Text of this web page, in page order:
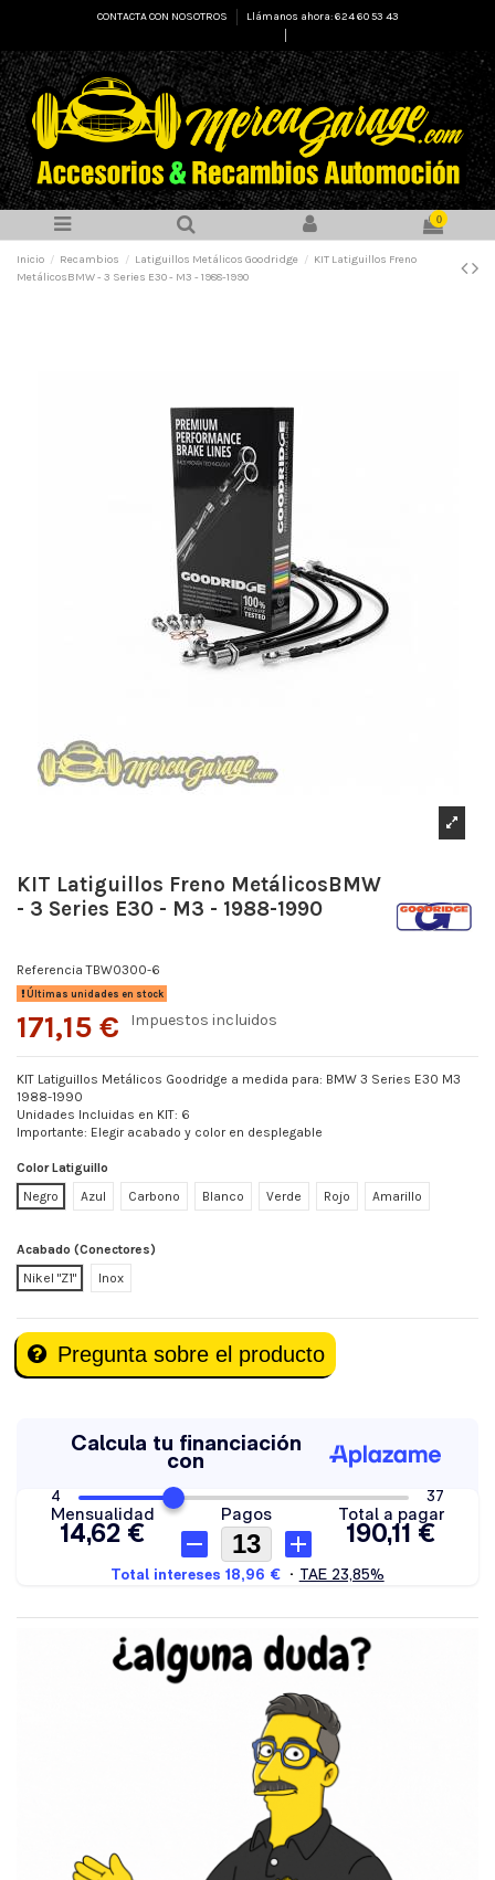
CONTACTA CON NOSOTROS
Llámanos ahora: 624 60 53 43
0
Inicio Recambios Latiguillos Metálicos Goodridge
KIT Latiguillos Freno
MetálicosBMW - 3 Series E30 - M3 - 1988-1990
KIT Latiguillos Freno MetálicosBMW
- 3 Series E30 - M3 - 1988-1990
Referencia TBW0300-6
Últimas unidades en stock
171,15 € Impuestos incluidos
KIT Latiguillos Metálicos Goodridge a medida para: BMW 3 Series E30 M3
1988-1990
Unidades Incluidas en KIT: 6
Importante: Elegir acabado y color en desplegable
Color Latiguillo
Negro
Azul Carbono Blanco Verde Rojo Amarillo
Acabado (Conectores)
Nikel "Z1"
Inox
Pregunta sobre el producto